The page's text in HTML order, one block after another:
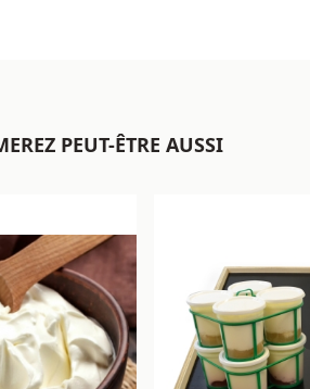
PEUT-ÊTRE AUSSI